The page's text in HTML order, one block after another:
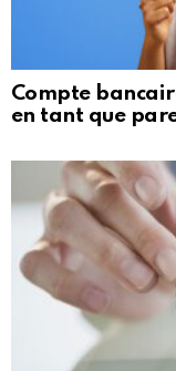
Compte
en tant que